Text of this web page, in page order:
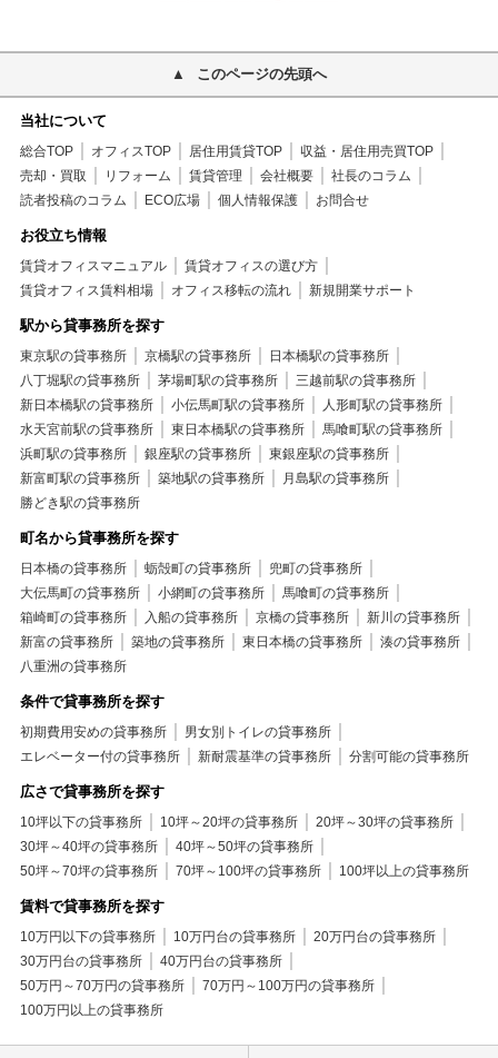
このページの先頭へ
当社について
総合TOP オフィスTOP 居住用賃貸TOP
収益・居住用売買TOP
売却・買取
リフォーム 賃貸管理 会社概要
社長のコラム
読者投稿のコラム
ECO広場 個人情報保護 お問合せ
お役立ち情報
賃貸オフィスマニュアル
賃貸オフィスの選び方
賃貸オフィス賃料相場
オフィス移転の流れ 新規開業サポート
駅から貸事務所を探す
東京駅の貸事務所 京橋駅の貸事務所
日本橋駅の貸事務所
八丁堀駅の貸事務所
茅場町駅の貸事務所
三越前駅の貸事務所
新日本橋駅の貸事務所
小伝馬町駅の貸事務所
人形町駅の貸事務所
水天宮前駅の貸事務所
東日本橋駅の貸事務所
馬喰町駅の貸事務所
浜町駅の貸事務所
銀座駅の貸事務所
東銀座駅の貸事務所
新富町駅の貸事務所
築地駅の貸事務所
月島駅の貸事務所
勝どき駅の貸事務所
町名から貸事務所を探す
日本橋の貸事務所 蛎殻町の貸事務所
兜町の貸事務所
大伝馬町の貸事務所
小網町の貸事務所
馬喰町の貸事務所
箱崎町の貸事務所
入船の貸事務所 京橋の貸事務所
新川の貸事務所
新富の貸事務所
築地の貸事務所 東日本橋の貸事務所
湊の貸事務所
八重洲の貸事務所
条件で貸事務所を探す
初期費用安めの貸事務所
男女別トイレの貸事務所
エレベーター付の貸事務所
新耐震基準の貸事務所 分割可能の貸事務所
広さで貸事務所を探す
10坪以下の貸事務所 10坪～20坪の貸事務所
20坪～30坪の貸事務所
30坪～40坪の貸事務所
40坪～50坪の貸事務所
50坪～70坪の貸事務所
70坪～100坪の貸事務所 100坪以上の貸事務所
賃料で貸事務所を探す
10万円以下の貸事務所 10万円台の貸事務所
20万円台の貸事務所
30万円台の貸事務所
40万円台の貸事務所
50万円～70万円の貸事務所
70万円～100万円の貸事務所
100万円以上の貸事務所